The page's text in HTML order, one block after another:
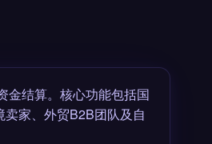
金结算。核心功能包括国
家、外贸B2B团队及自